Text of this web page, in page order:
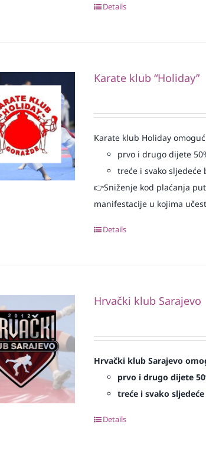
Details
Karate klub “Holiday”
Karate klub Holiday
prvo i drugo dijete
treće i svako
👉Sniženje kod plaćanja
manifestacije u kojima
Details
Hrvački klub Sarajevo
Hrvački klub Sarajevo
prvo i drugo dijete
treće i svako
Details